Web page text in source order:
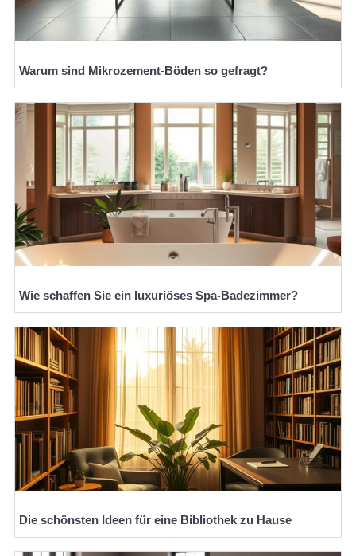
Warum sind Mikrozement-Böden so gefragt?
Wie schaffen Sie ein luxuriöses Spa-Badezimmer?
Die schönsten Ideen für eine Bibliothek zu Hause